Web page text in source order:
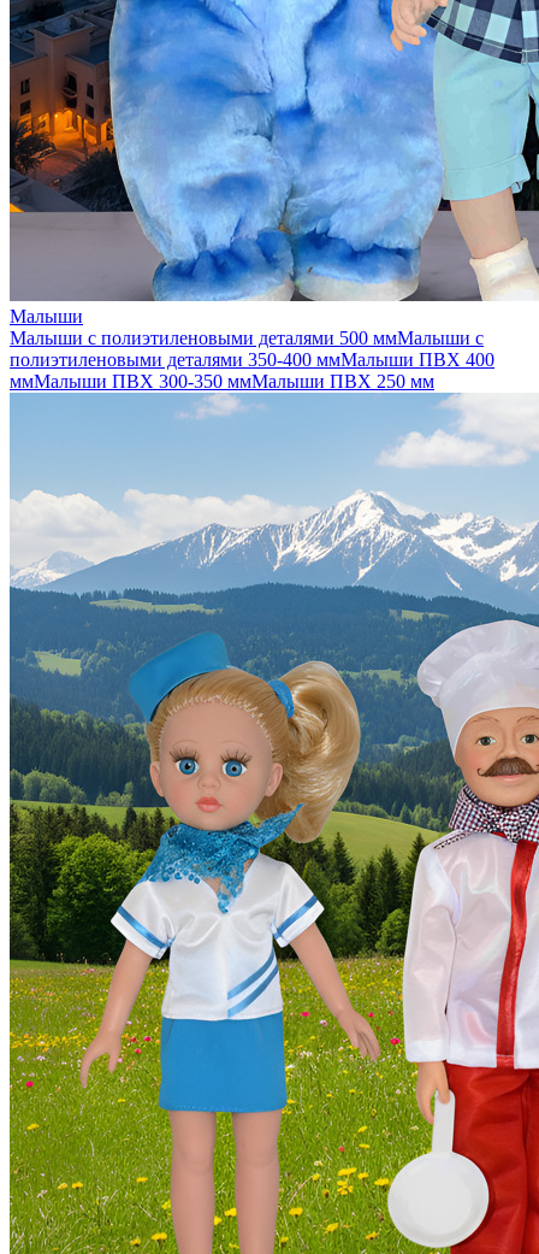
Малыши
Малыши с полиэтиленовыми деталями 500 ммМалыши с
полиэтиленовыми деталями 350-400 ммМалыши ПВХ 400
ммМалыши ПВХ 300-350 ммМалыши ПВХ 250 мм